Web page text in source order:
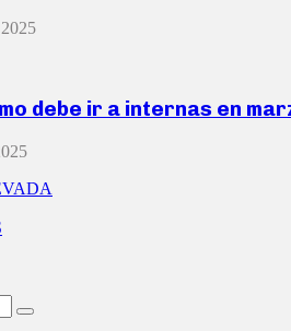
debe ir a internas en
Search